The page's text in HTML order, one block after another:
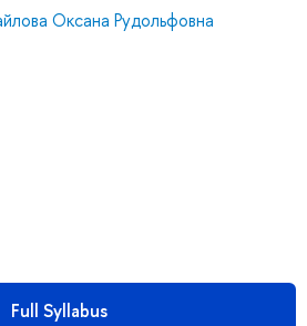
Оксана Рудольфовна
Full Syllabus